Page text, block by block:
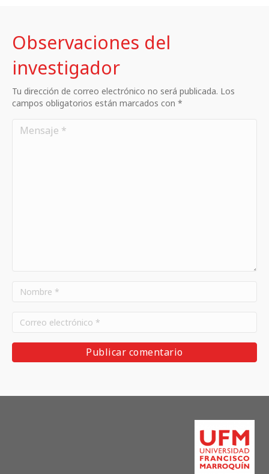
Observaciones del
investigador
Tu dirección de correo electrónico no será publicada. Los
campos obligatorios están marcados con *